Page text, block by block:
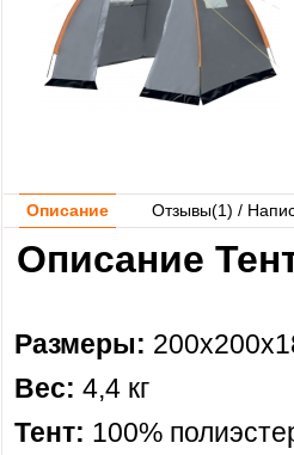
Описание Отзывы(1) /
Описание
Размеры:
Вес: 4,4 кг
Тент: 100%